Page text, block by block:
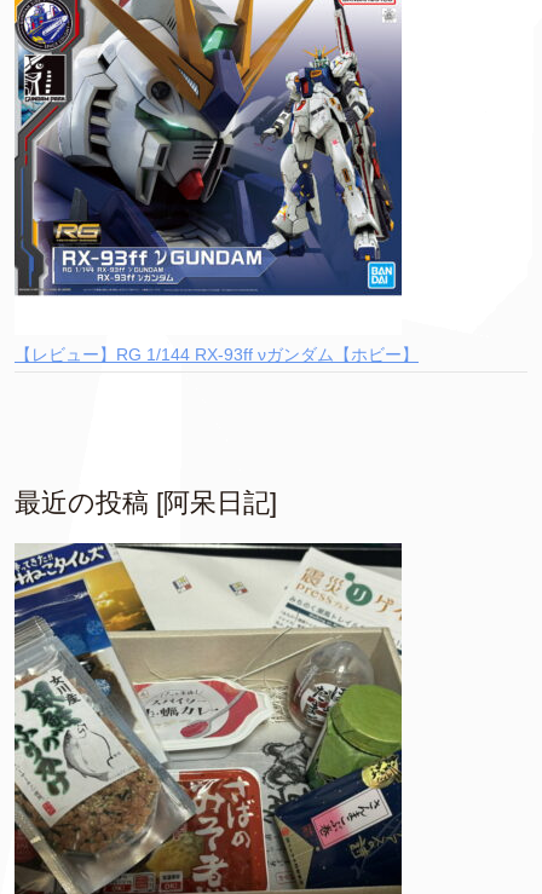
【レビュー】RG 1/144 RX-93ff νガンダム【ホビー】
最近の投稿 [阿呆日記]